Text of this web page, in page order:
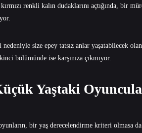
renkli kalın dudaklarını açtığında, bir
size epey tatsız anlar yaşatabilecek
bölümünde ise karşınıza çıkmıyor.
Yaştaki
bir yaş derecelendirme kriteri olmasa